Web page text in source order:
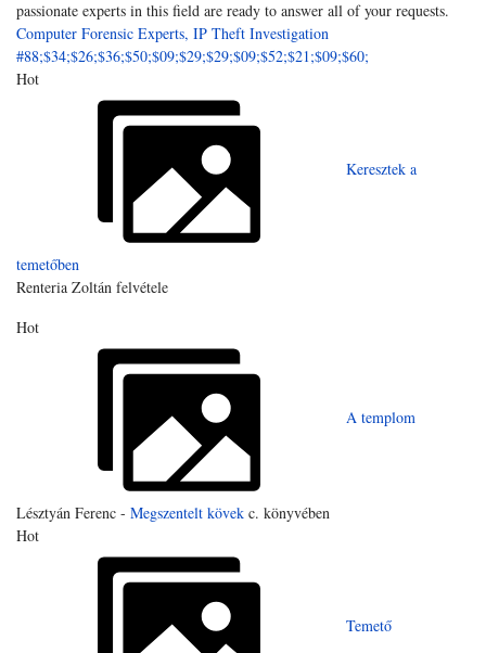
passionate experts in this field are ready to answer all of your requests.
Computer Forensic Experts, IP Theft Investigation
#88;$34;$26;$36;$50;$09;$29;$29;$09;$52;$21;$09;$60;
Hot
Keresztek a
temetőben
Renteria Zoltán felvétele
Hot
A templom
Lésztyán Ferenc - Megszentelt kövek c. könyvében
Hot
Temető